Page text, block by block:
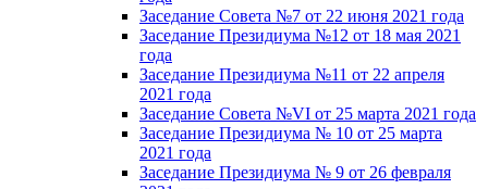
Заседание Совета №7 от 22 июня 2021 года
Заседание Президиума №12 от 18 мая 2021
года
Заседание Президиума №11 от 22 апреля
2021 года
Заседание Совета №VI от 25 марта 2021 года
Заседание Президиума № 10 от 25 марта
2021 года
Заседание Президиума № 9 от 26 февраля